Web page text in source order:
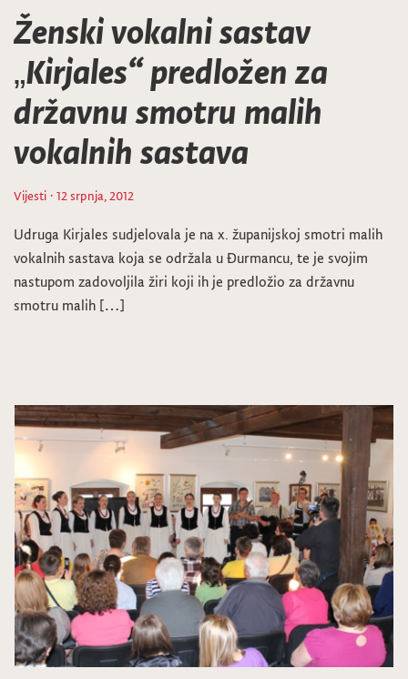
Ženski vokalni sastav
„Kirjales“ predložen za
državnu smotru malih
vokalnih sastava
Vijesti · 12 srpnja, 2012
Udruga Kirjales sudjelovala je na x. županijskoj smotri malih
vokalnih sastava koja se održala u Đurmancu, te je svojim
nastupom zadovoljila žiri koji ih je predložio za državnu
smotru malih […]